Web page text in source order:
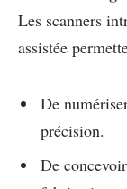
Les scanners
assistée
De
précision.
De